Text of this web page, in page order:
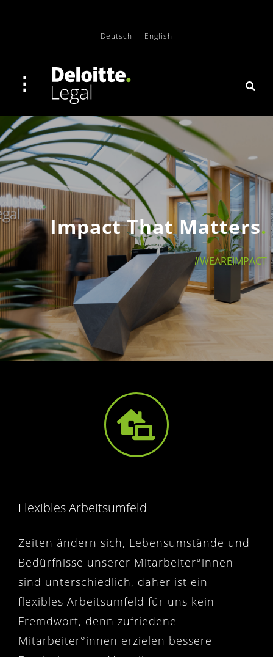
Deutsch English
Impact That Matters
#WEAREIMPACT
Flexibles Arbeitsumfeld
Zeiten ändern sich, Lebensumstände und
Bedürfnisse unserer Mitarbeiter°innen
sind unterschiedlich, daher ist ein
flexibles Arbeitsumfeld für uns kein
Fremdwort, denn zufriedene
Mitarbeiter°innen erzielen bessere